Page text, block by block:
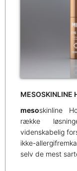
MESOSKINLINE
mesoskinline
række
videnskabelig
ikke-
selv de mest